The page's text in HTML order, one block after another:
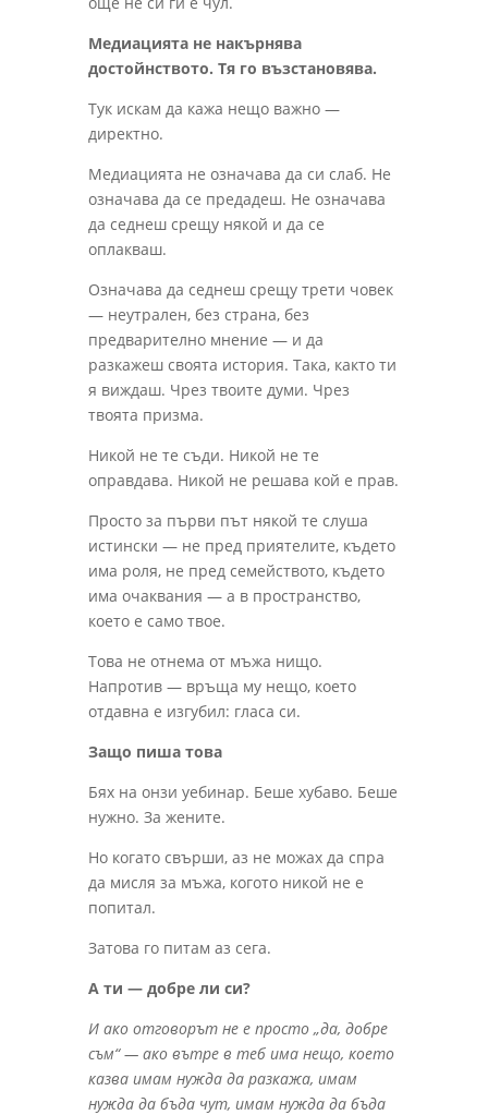
Медиацията не накърнява
достойнството. Тя го възстановява.
Тук искам да кажа нещо важно —
директно.
Медиацията не означава да си слаб. Не
означава да се предадеш. Не означава
да седнеш срещу някой и да се
оплакваш.
Означава да седнеш срещу трети човек
— неутрален, без страна, без
предварително мнение — и да
разкажеш своята история. Така, както ти
я виждаш. Чрез твоите думи. Чрез
твоята призма.
Никой не те съди. Никой не те
оправдава. Никой не решава кой е прав.
Просто за първи път някой те слуша
истински — не пред приятелите, където
има роля, не пред семейството, където
има очаквания — а в пространство,
което е само твое.
Това не отнема от мъжа нищо.
Напротив — връща му нещо, което
отдавна е изгубил: гласа си.
Защо пиша това
Бях на онзи уебинар. Беше хубаво. Беше
нужно. За жените.
Но когато свърши, аз не можах да спра
да мисля за мъжа, когото никой не е
попитал.
Затова го питам аз сега.
А ти — добре ли си?
И ако отговорът не е просто „да, добре
съм“ — ако вътре в теб има нещо, което
казва имам нужда да разкажа, имам
нужда да бъда чут, имам нужда да бъда